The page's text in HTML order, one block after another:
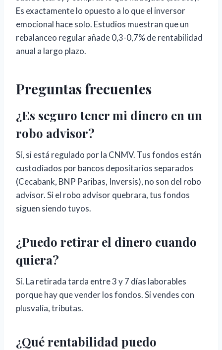
Es exactamente lo opuesto a lo que el inversor
emocional hace solo. Estudios muestran que un
rebalanceo regular añade 0,3-0,7% de rentabilidad
anual a largo plazo.
Preguntas frecuentes
¿Es seguro tener mi dinero en un
robo advisor?
Sí, si está regulado por la CNMV. Tus fondos están
custodiados por bancos depositarios separados
(Cecabank, BNP Paribas, Inversis), no son del robo
advisor. Si el robo advisor quebrara, tus fondos
siguen siendo tuyos.
¿Puedo retirar el dinero cuando
quiera?
Sí. La retirada tarda entre 3 y 7 días laborables
porque hay que vender los fondos. Si vendes con
plusvalía, tributas.
¿Qué rentabilidad puedo